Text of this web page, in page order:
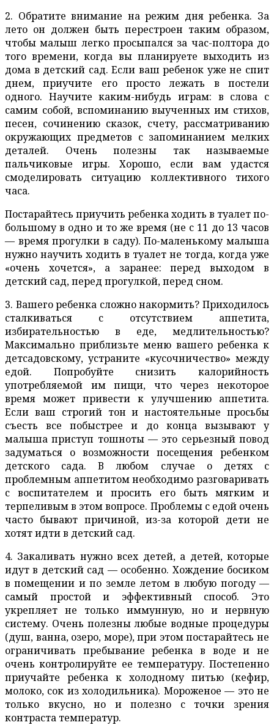
2. Обратите внимание на режим дня ребенка. За
лето он должен быть перестроен таким образом,
чтобы малыш легко просыпался за час-полтора до
того времени, когда вы планируете выходить из
дома в детский сад. Если ваш ребенок уже не спит
днем, приучите его просто лежать в постели
одного. Научите каким-нибудь играм: в слова с
самим собой, вспоминанию выученных им стихов,
песен, сочинению сказок, счету, рассматриванию
окружающих предметов с запоминанием мелких
деталей. Очень полезны так называемые
пальчиковые игры. Хорошо, если вам удастся
смоделировать ситуацию коллективного тихого
часа.
Постарайтесь приучить ребенка ходить в туалет по-
большому в одно и то же время (не с 11 до 13 часов
— время прогулки в саду). По-маленькому малыша
нужно научить ходить в туалет не тогда, когда уже
«очень хочется», а заранее: перед выходом в
детский сад, перед прогулкой, перед сном.
3. Вашего ребенка сложно накормить? Приходилось
сталкиваться с отсутствием аппетита,
избирательностью в еде, медлительностью?
Максимально приблизьте меню вашего ребенка к
детсадовскому, устраните «кусочничество» между
едой. Попробуйте снизить калорийность
употребляемой им пищи, что через некоторое
время может привести к улучшению аппетита.
Если ваш строгий тон и настоятельные просьбы
съесть все побыстрее и до конца вызывают у
малыша приступ тошноты — это серьезный повод
задуматься о возможности посещения ребенком
детского сада. В любом случае о детях с
проблемным аппетитом необходимо разговаривать
с воспитателем и просить его быть мягким и
терпеливым в этом вопросе. Проблемы с едой очень
часто бывают причиной, из-за которой дети не
хотят идти в детский сад.
4. Закаливать нужно всех детей, а детей, которые
идут в детский сад — особенно. Хождение босиком
в помещении и по земле летом в любую погоду —
самый простой и эффективный способ. Это
укрепляет не только иммунную, но и нервную
систему. Очень полезны любые водные процедуры
(душ, ванна, озеро, море), при этом постарайтесь не
ограничивать пребывание ребенка в воде и не
очень контролируйте ее температуру. Постепенно
приучайте ребенка к холодному питью (кефир,
молоко, сок из холодильника). Мороженое — это не
только вкусно, но и полезно с точки зрения
контраста температур.